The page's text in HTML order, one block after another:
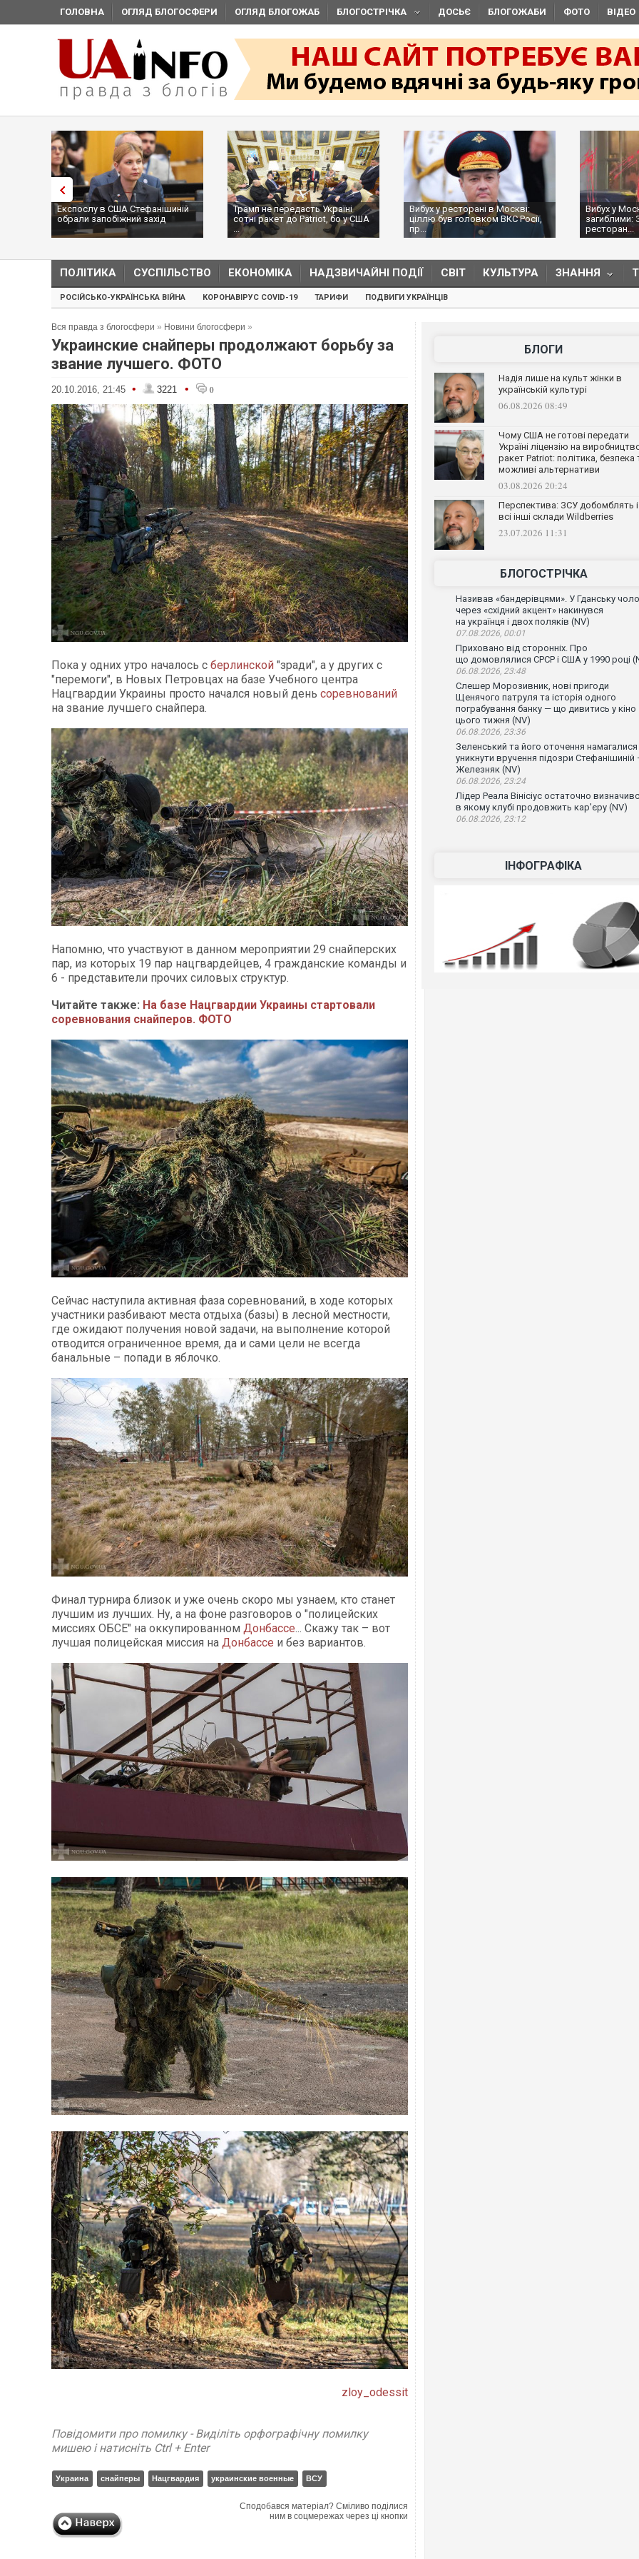
ГОЛОВНА ОГЛЯД БЛОГОСФЕРИ ОГЛЯД БЛОГОЖАБ БЛОГОСТРІЧКА ДОСЬЄ БЛОГОЖАБИ ФОТО ВІДЕО
Експослу в США Стефанішиній
обрали запобіжний захід
Трамп не передасть Україні
сотні ракет до Patriot, бо у США
Вибух у ресторані в Москві:
ціллю був головком ВКС Росії,
Вибух у Москві з
загиблими: ЗМІ
ресторан...
ПОЛІТИКА СУСПІЛЬСТВО ЕКОНОМІКА НАДЗВИЧАЙНІ ПОДІЇ СВІТ КУЛЬТУРА ЗНАННЯ
РОСІЙСЬКО-УКРАЇНСЬКА ВІЙНА КОРОНАВІРУС COVID-19 ТАРИФИ ПОДВИГИ УКРАЇНЦІВ
Вся правда з блогосфери » Новини блогосфери »
Украинские снайперы продолжают борьбу за
звание лучшего. ФОТО
20.10.2016, 21:45 • 3221 • 0
Пока у одних утро началось с берлинской "зради", а у других с
"перемоги", в Новых Петровцах на базе Учебного центра
Нацгвардии Украины просто начался новый день соревнований
на звание лучшего снайпера.
Напомню, что участвуют в данном мероприятии 29 снайперских
пар, из которых 19 пар нацгвардейцев, 4 гражданские команды и
6 - представители прочих силовых структур.
Читайте также: На базе Нацгвардии Украины стартовали
соревнования снайперов. ФОТО
Сейчас наступила активная фаза соревнований, в ходе которых
участники разбивают места отдыха (базы) в лесной местности,
где ожидают получения новой задачи, на выполнение которой
отводится ограниченное время, да и сами цели не всегда
банальные – попади в яблочко.
Финал турнира близок и уже очень скоро мы узнаем, кто станет
лучшим из лучших. Ну, а на фоне разговоров о "полицейских
миссиях ОБСЕ" на оккупированном Донбассе... Скажу так – вот
лучшая полицейская миссия на Донбассе и без вариантов.
zloy_odessit
Повідомити про помилку - Виділіть орфографічну помилку
мишею і натисніть Ctrl + Enter
Украина снайперы Нацгвардия украинские военные ВСУ
Сподобався матеріал? Сміливо поділися
ним в соцмережах через ці кнопки
БЛОГИ
Надія лише на культ жінки в
українській культурі
06.08.2026 08:49
Чому США не готові передати
Україні ліцензію на
ракет Patriot: політика, безпека
можливі альтернативи
03.08.2026 20:24
Перспектива: ЗСУ добомблять і
всі інші склади Wildberries
23.07.2026 11:31
БЛОГОСТРІЧКА
Називав «бандерівцями». У Гданську
через «східний акцент» накинувся
на українця і двох поляків (NV)
07.08.2026, 00:01
Приховано від сторонніх. Про
що домовлялися СРСР і США у 1990 році
06.08.2026, 23:48
Слешер Морозивник, нові пригоди
Щенячого патруля та історія одного
пограбування банку — що дивитись у кіно
цього тижня (NV)
06.08.2026, 23:36
Зеленський та його оточення намагалися
уникнути вручення підозри Стефанішиній
Железняк (NV)
06.08.2026, 23:24
Лідер Реала Вінісіус остаточно
в якому клубі продовжить кар'єру (NV)
06.08.2026, 23:12
ІНФОГРАФІКА